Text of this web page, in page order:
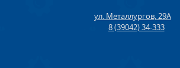
ул. Металлургов, 29А
8 (39042) 34-333